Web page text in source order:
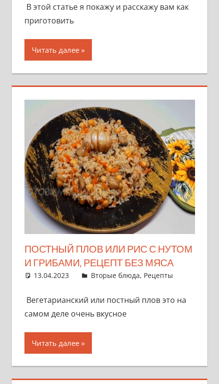
В этой статье я покажу и расскажу вам как
приготовить
Читать далее
ПОСТНЫЙ ПЛОВ ИЛИ РИС С НУТОМ
И ГРИБАМИ, РЕЦЕПТ БЕЗ МЯСА
13.04.2023 admin
Вторые блюда, Рецепты
Вегетарианский или постный плов это на
самом деле очень вкусное
Читать далее